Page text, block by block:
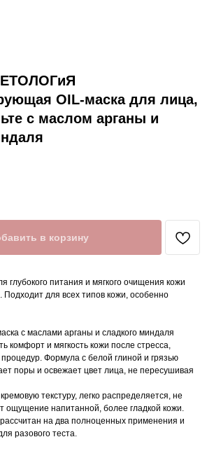
OIL‑маска для лица,
с маслом арганы и
в корзину
глубокого питания и мягкого очищения кожи
Подходит для всех типов кожи, особенно
с маслами арганы и сладкого миндаля
комфорт и мягкость кожи после стресса,
Формула с белой глиной и грязью
поры и освежает цвет лица, не пересушивая
текстуру, легко распределяется, не
ощущение напитанной, более гладкой кожи.
на два полноценных применения и
разового теста.